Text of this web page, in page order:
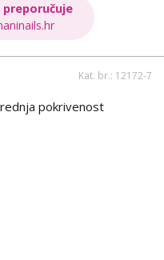
preporučuje
Kat. br.: 12172-7
pokrivenost